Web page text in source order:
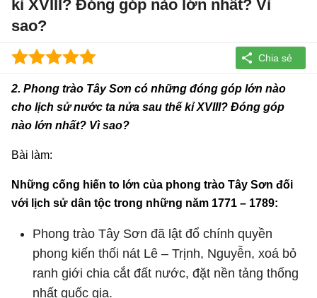
kỉ XVIII? Đóng góp nào lớn nhất? Vì
sao?
2. Phong trào Tây Sơn có những đóng góp lớn nào
cho lịch sử nước ta nửa sau thế kỉ XVIII? Đóng góp
nào lớn nhất? Vì sao?
Bài làm:
Những cống hiến to lớn của phong trào Tây Sơn đối
với lịch sử dân tộc trong những năm 1771 – 1789:
Phong trào Tây Sơn đã lật đổ chính quyền
phong kiến thối nát Lê – Trịnh, Nguyễn, xoá bỏ
ranh giới chia cắt đất nước, đặt nền tảng thống
nhất quốc gia.